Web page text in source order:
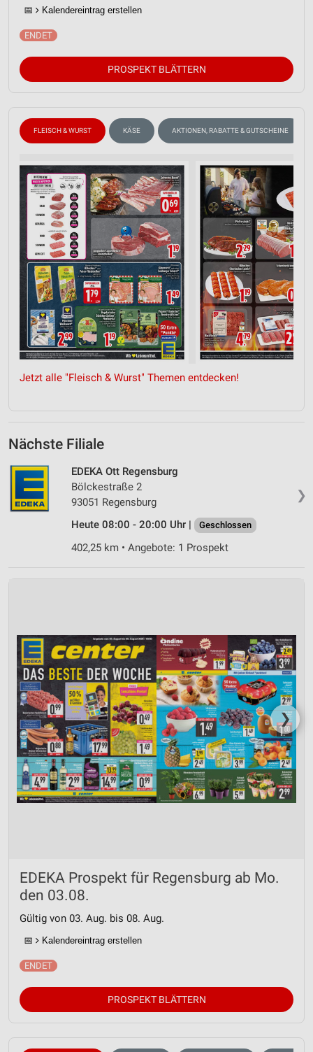
📅 Kalendereintrag erstellen
PROSPEKT BLÄTTERN
FLEISCH & WURST KÄSE AKTIONEN, RABATTE & GUTSCHEINE
Jetzt alle "Fleisch & Wurst" Themen entdecken!
Nächste Filiale
❯
EDEKA Ott Regensburg
Bölckestraße 2
93051 Regensburg
Heute 08:00 - 20:00 Uhr |
Geschlossen
402,25 km • Angebote: 1 Prospekt
❯
EDEKA Prospekt für Regensburg ab Mo.
den 03.08.
Gültig von 03. Aug. bis 08. Aug.
📅 Kalendereintrag erstellen
PROSPEKT BLÄTTERN